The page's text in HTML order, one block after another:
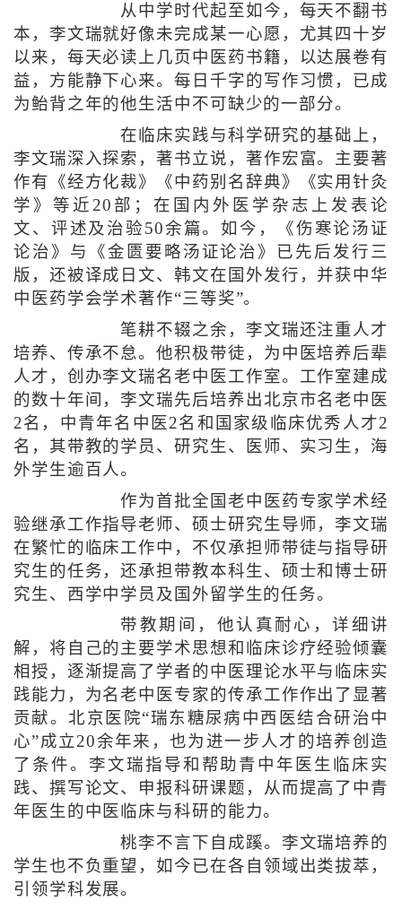
从中学时代起至如今，每天不翻书
本，李文瑞就好像未完成某一心愿，尤其四十岁
以来，每天必读上几页中医药书籍，以达展卷有
益，方能静下心来。每日千字的写作习惯，已成
为鲐背之年的他生活中不可缺少的一部分。
在临床实践与科学研究的基础上，
李文瑞深入探索，著书立说，著作宏富。主要著
作有《经方化裁》《中药别名辞典》《实用针灸
学》等近20部；在国内外医学杂志上发表论
文、评述及治验50余篇。如今，《伤寒论汤证
论治》与《金匮要略汤证论治》已先后发行三
版，还被译成日文、韩文在国外发行，并获中华
中医药学会学术著作“三等奖”。
笔耕不辍之余，李文瑞还注重人才
培养、传承不怠。他积极带徒，为中医培养后辈
人才，创办李文瑞名老中医工作室。工作室建成
的数十年间，李文瑞先后培养出北京市名老中医
2名，中青年名中医2名和国家级临床优秀人才2
名，其带教的学员、研究生、医师、实习生，海
外学生逾百人。
作为首批全国老中医药专家学术经
验继承工作指导老师、硕士研究生导师，李文瑞
在繁忙的临床工作中，不仅承担师带徒与指导研
究生的任务，还承担带教本科生、硕士和博士研
究生、西学中学员及国外留学生的任务。
带教期间，他认真耐心，详细讲
解，将自己的主要学术思想和临床诊疗经验倾囊
相授，逐渐提高了学者的中医理论水平与临床实
践能力，为名老中医专家的传承工作作出了显著
贡献。北京医院“瑞东糖尿病中西医结合研治中
心”成立20余年来，也为进一步人才的培养创造
了条件。李文瑞指导和帮助青中年医生临床实
践、撰写论文、申报科研课题，从而提高了中青
年医生的中医临床与科研的能力。
桃李不言下自成蹊。李文瑞培养的
学生也不负重望，如今已在各自领域出类拔萃，
引领学科发展。